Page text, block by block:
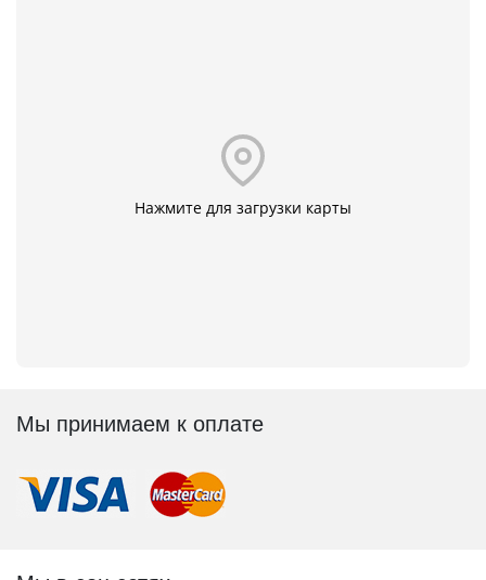
Нажмите для загрузки карты
Мы принимаем к оплате